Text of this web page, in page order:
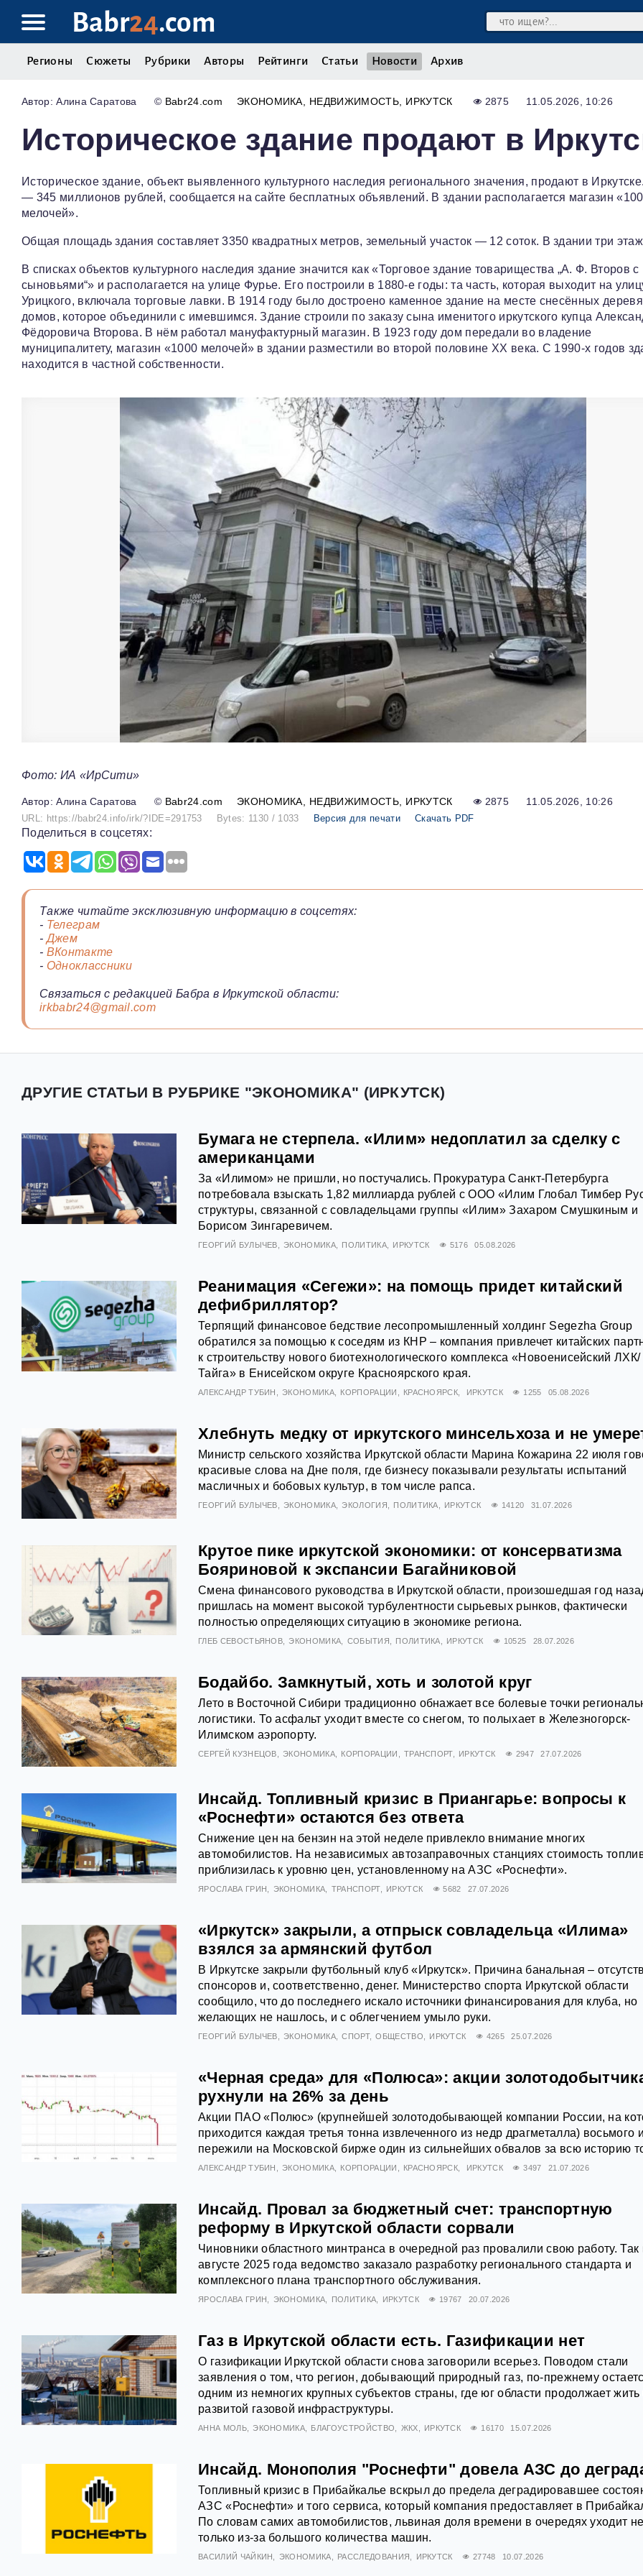
Babr24.com
Регионы Сюжеты Рубрики Авторы Рейтинги Статьи Новости Архив
Алина Саратова © Babr24.com ЭКОНОМИКА НЕДВИЖИМОСТЬ ИРКУТСК 2875 11.05.2026, 10:26
Историческое здание продают в
Историческое здание, объект выявленного культурного наследия регионального значения, продают в
— 345 миллионов рублей, сообщается на сайте бесплатных объявлений. В здании располагается магазин
мелочей».
Общая площадь здания составляет 3350 квадратных метров, земельный участок — 12 соток. В здании три
В списках объектов культурного наследия здание значится как «Торговое здание товарищества „А. Ф. Второв с
сыновьями“» и располагается на улице Фурье. Его построили в 1880‑е годы: та часть, которая выходит на
Урицкого, включала торговые лавки. В 1914 году было достроено каменное здание на месте снесённых
домов, которое объединили с имевшимся. Здание строили по заказу сына именитого иркутского купца
Фёдоровича Второва. В нём работал мануфактурный магазин. В 1923 году дом передали во владение
муниципалитету, магазин «1000 мелочей» в здании разместили во второй половине XX века. С 1990‑х годов
находится в частной собственности.
Фото: ИА «ИрСити»
Алина Саратова © Babr24.com ЭКОНОМИКА НЕДВИЖИМОСТЬ ИРКУТСК 2875 11.05.2026, 10:26
URL: https://babr24.info/irk/?IDE=291753 Bytes: 1130 / 1033 Версия для печати Скачать PDF
Поделиться в соцсетях:
Также читайте эксклюзивную информацию в соцсетях:
- Телеграм
-Джем
- ВКонтакте
- Одноклассники
Связаться с редакцией Бабра в Иркутской области:
irkbabr24@gmail.com
ДРУГИЕ СТАТЬИ В РУБРИКЕ "ЭКОНОМИКА" (ИРКУТСК)
Бумага не стерпела. «Илим» недоплатил за сделку с
американцами
За «Илимом» не пришли, но постучались. Прокуратура Санкт-Петербурга
потребовала взыскать 1,82 миллиарда рублей с ООО «Илим Глобал Тимбер
структуры, связанной с совладельцами группы «Илим» Захаром Смушкиным и
Борисом Зингаревичем.
ГЕОРГИЙ БУЛЫЧЕВ ЭКОНОМИКА ПОЛИТИКА ИРКУТСК 5176 05.08.2026
Реанимация «Сегежи»: на помощь придет китайский
дефибриллятор?
Терпящий финансовое бедствие лесопромышленный холдинг Segezha Group
обратился за помощью к соседям из КНР – компания привлечет китайских
к строительству нового биотехнологического комплекса «Новоенисейский ЛХК/
Тайга» в Енисейском округе Красноярского края.
АЛЕКСАНДР ТУБИН ЭКОНОМИКА КОРПОРАЦИИ КРАСНОЯРСК ИРКУТСК 1255 05.08.2026
Хлебнуть медку от иркутского минсельхоза и не
Министр сельского хозяйства Иркутской области Марина Кожарина 22 июля
красивые слова на Дне поля, где бизнесу показывали результаты испытаний
масличных и бобовых культур, в том числе рапса.
ГЕОРГИЙ БУЛЫЧЕВ ЭКОНОМИКА ЭКОЛОГИЯ ПОЛИТИКА ИРКУТСК 14120 31.07.2026
Крутое пике иркутской экономики: от консерватизма
Бояриновой к экспансии Багайниковой
Смена финансового руководства в Иркутской области, произошедшая год
пришлась на момент высокой турбулентности сырьевых рынков, фактически
полностью определяющих ситуацию в экономике региона.
ГЛЕБ СЕВОСТЬЯНОВ ЭКОНОМИКА СОБЫТИЯ ПОЛИТИКА ИРКУТСК 10525 28.07.2026
Бодайбо. Замкнутый, хоть и золотой круг
Лето в Восточной Сибири традиционно обнажает все болевые точки
логистики. То асфальт уходит вместе со снегом, то полыхает в Железногорск-
Илимском аэропорту.
СЕРГЕЙ КУЗНЕЦОВ ЭКОНОМИКА КОРПОРАЦИИ ТРАНСПОРТ ИРКУТСК 2947 27.07.2026
Инсайд. Топливный кризис в Приангарье: вопросы к
«Роснефти» остаются без ответа
Снижение цен на бензин на этой неделе привлекло внимание многих
автомобилистов. На независимых автозаправочных станциях стоимость
приблизилась к уровню цен, установленному на АЗС «Роснефти».
ЯРОСЛАВА ГРИН ЭКОНОМИКА ТРАНСПОРТ ИРКУТСК 5682 27.07.2026
«Иркутск» закрыли, а отпрыск совладельца «Илима»
взялся за армянский футбол
В Иркутске закрыли футбольный клуб «Иркутск». Причина банальная –
спонсоров и, соответственно, денег. Министерство спорта Иркутской области
сообщило, что до последнего искало источники финансирования для клуба, но
желающих не нашлось, и с облегчением умыло руки.
ГЕОРГИЙ БУЛЫЧЕВ ЭКОНОМИКА СПОРТ ОБЩЕСТВО ИРКУТСК 4265 25.07.2026
«Черная среда» для «Полюса»: акции
рухнули на 26% за день
Акции ПАО «Полюс» (крупнейшей золотодобывающей компании России, на
приходится каждая третья тонна извлеченного из недр драгметалла) восьмого
пережили на Московской бирже один из сильнейших обвалов за всю историю
АЛЕКСАНДР ТУБИН ЭКОНОМИКА КОРПОРАЦИИ КРАСНОЯРСК ИРКУТСК 3497 21.07.2026
Инсайд. Провал за бюджетный счет: транспортную
реформу в Иркутской области сорвали
Чиновники областного минтранса в очередной раз провалили свою работу. Так
августе 2025 года ведомство заказало разработку регионального стандарта и
комплексного плана транспортного обслуживания.
ЯРОСЛАВА ГРИН ЭКОНОМИКА ПОЛИТИКА ИРКУТСК 19767 20.07.2026
Газ в Иркутской области есть. Газификации нет
О газификации Иркутской области снова заговорили всерьез. Поводом стали
заявления о том, что регион, добывающий природный газ, по-прежнему
одним из немногих крупных субъектов страны, где юг области продолжает жить
развитой газовой инфраструктуры.
АННА МОЛЬ ЭКОНОМИКА БЛАГОУСТРОЙСТВО ЖКХ ИРКУТСК 16170 15.07.2026
Инсайд. Монополия "Роснефти" довела АЗС до
Топливный кризис в Прибайкалье вскрыл до предела деградировавшее
АЗС «Роснефти» и того сервиса, который компания предоставляет в
По словам самих автомобилистов, львиная доля времени в очередях уходит не
только из‑за большого количества машин.
ВАСИЛИЙ ЧАЙКИН ЭКОНОМИКА РАССЛЕДОВАНИЯ ИРКУТСК 27748 10.07.2026